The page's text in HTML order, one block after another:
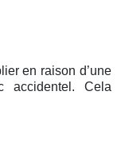
en raison d’une
accidentel. Cela